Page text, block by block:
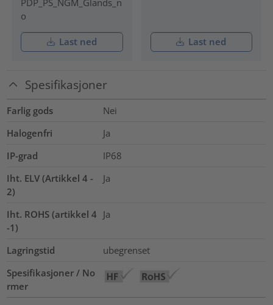
o
Last ned Last ned
Spesifikasjoner
Farlig gods
Nei
Halogenfri
Ja
IP-grad
IP68
Iht. ELV (Artikkel 4 -
2)
Ja
Iht. ROHS (artikkel 4
-1)
Ja
Lagringstid
ubegrenset
Spesifikasjoner / No
rmer